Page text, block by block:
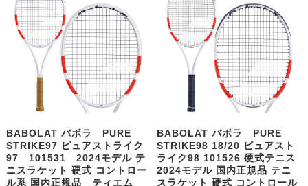
BABOLAT バボラ PURE
STRIKE97 ピュアストライク
97 101531 2024モデル テ
ニスラケット 硬式 コントロー
ル系 国内正規品 ティエム
BABOLAT バボラ PURE
STRIKE98 18/20 ピュアスト
ライク98 101526 硬式テニス
2024モデル 国内正規品 テニ
スラケット 硬式 コントロール